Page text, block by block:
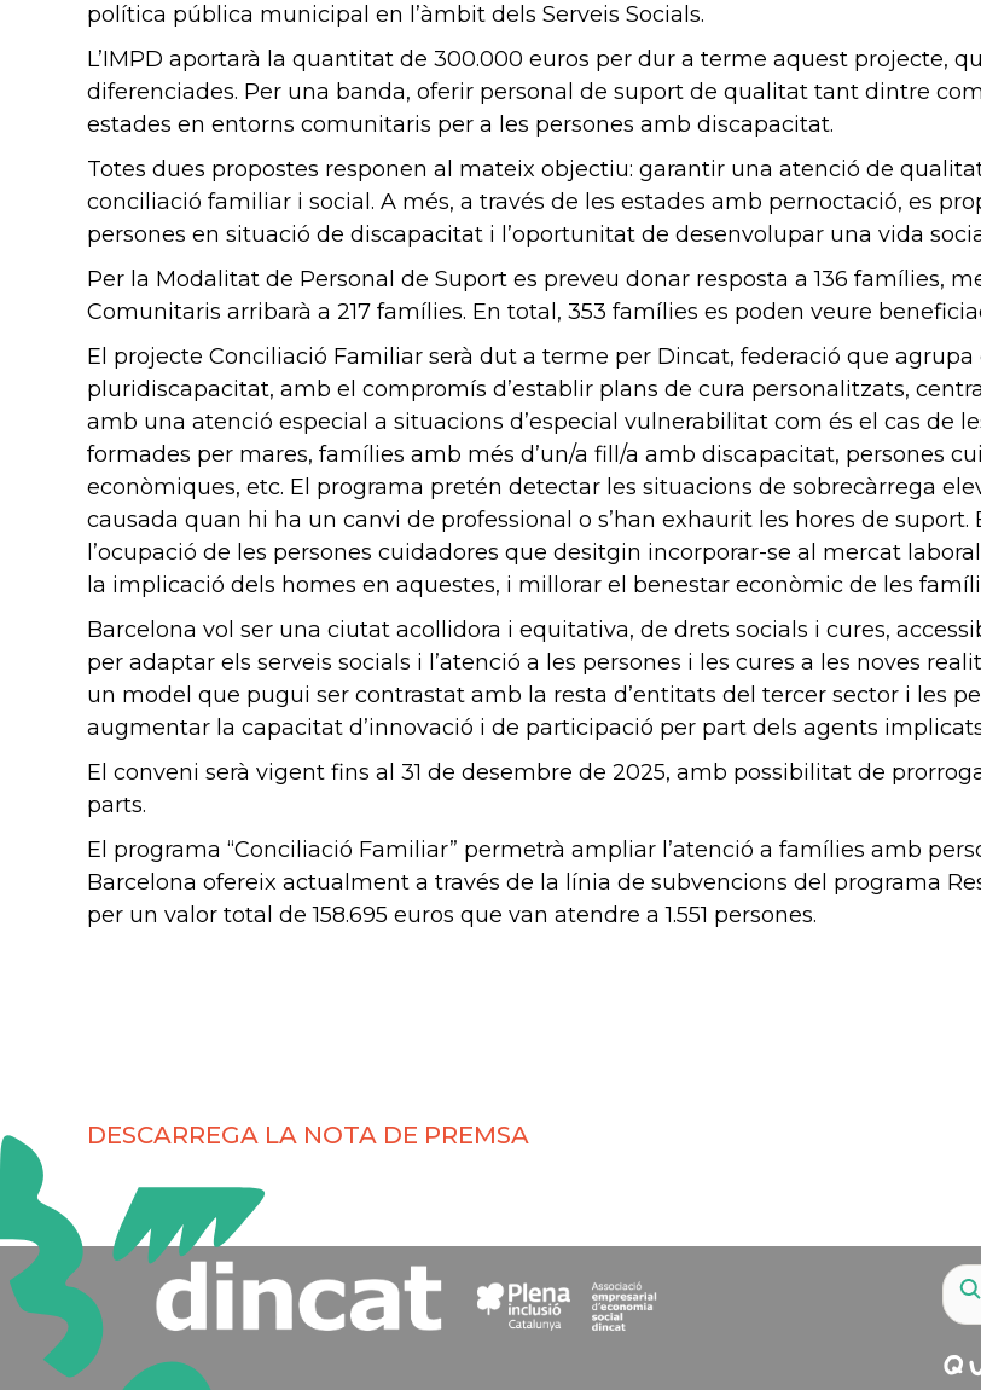
política pública municipal en l’àmbit dels Serveis Socials.
L’IMPD aportarà la quantitat de 300.000 euros per dur a terme aquest projecte,
diferenciades. Per una banda, oferir personal de suport de qualitat tant dintre
estades en entorns comunitaris per a les persones amb discapacitat.
Totes dues propostes responen al mateix objectiu: garantir una atenció de
conciliació familiar i social. A més, a través de les estades amb pernoctació, es
persones en situació de discapacitat i l’oportunitat de desenvolupar una vida
Per la Modalitat de Personal de Suport es preveu donar resposta a 136 famílies,
Comunitaris arribarà a 217 famílies. En total, 353 famílies es poden veure
El projecte Conciliació Familiar serà dut a terme per Dincat, federació que
pluridiscapacitat, amb el compromís d’establir plans de cura personalitzats,
amb una atenció especial a situacions d’especial vulnerabilitat com és el cas de
formades per mares, famílies amb més d’un/a fill/a amb discapacitat, persones
econòmiques, etc. El programa pretén detectar les situacions de sobrecàrrega
causada quan hi ha un canvi de professional o s’han exhaurit les hores de
l’ocupació de les persones cuidadores que desitgin incorporar-se al mercat
la implicació dels homes en aquestes, i millorar el benestar econòmic de les
Barcelona vol ser una ciutat acollidora i equitativa, de drets socials i cures,
per adaptar els serveis socials i l’atenció a les persones i les cures a les noves
un model que pugui ser contrastat amb la resta d’entitats del tercer sector i les
augmentar la capacitat d’innovació i de participació per part dels agents
El conveni serà vigent fins al 31 de desembre de 2025, amb possibilitat de
parts.
El programa “Conciliació Familiar” permetrà ampliar l’atenció a famílies amb
Barcelona ofereix actualment a través de la línia de subvencions del programa
per un valor total de 158.695 euros que van atendre a 1.551 persones.
DESCARREGA LA NOTA DE PREMSA